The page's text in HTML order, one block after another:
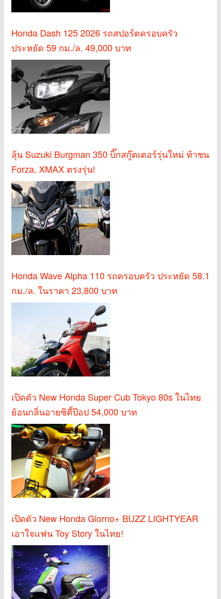
Honda Dash 125 2026 รถสปอร์ตครอบครัว
ประหยัด 59 กม./ล. 49,000 บาท
ลุ้น Suzuki Burgman 350 บิ๊กสกู๊ตเตอร์รุ่นใหม่ ท้าชน
Forza, XMAX ตรงรุ่น!
Honda Wave Alpha 110 รถครอบครัว ประหยัด 58.1
กม./ล. ในราคา 23,800 บาท
เปิดตัว New Honda Super Cub Tokyo 80s ในไทย
ย้อนกลิ่นอายซิตี้ป๊อป 54,000 บาท
เปิดตัว New Honda Giorno+ BUZZ LIGHTYEAR
เอาใจแฟน Toy Story ในไทย!